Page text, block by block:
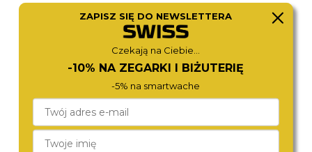
ZAPISZ SIĘ DO NEWSLETTERA
Czekają na Ciebie...
-10% NA ZEGARKI I BIŻUTERIĘ
-5% na smartwache